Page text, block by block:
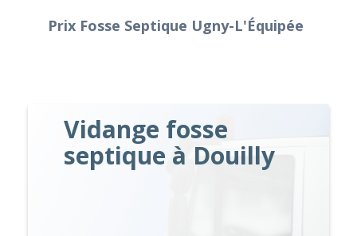
Prix Fosse Septique Ugny-L'Équipée
Vidange fosse
septique à Douilly